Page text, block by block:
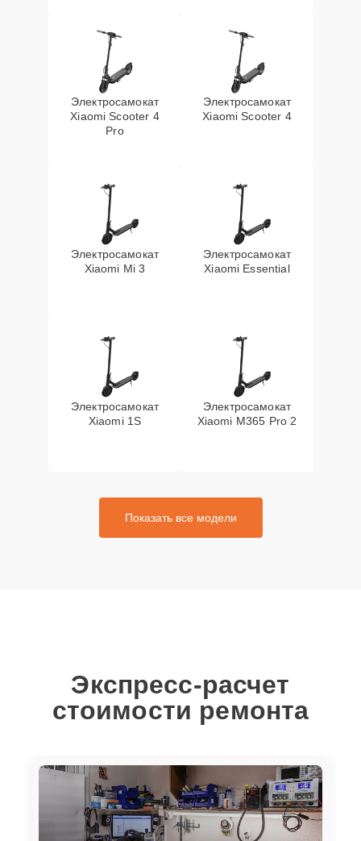
Электросамокат
Xiaomi Scooter 4
Pro
Электросамокат
Xiaomi Scooter 4
Электросамокат
Xiaomi Mi 3
Электросамокат
Xiaomi Essential
Электросамокат
Xiaomi 1S
Электросамокат
Xiaomi M365 Pro 2
Показать все модели
Экспресс-расчет
стоимости ремонта